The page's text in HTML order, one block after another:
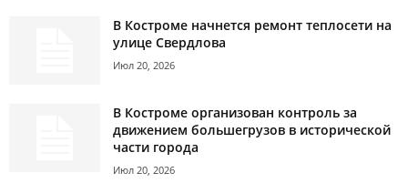
В Костроме начнется ремонт теплосети на
улице Свердлова
Июл 20, 2026
В Костроме организован контроль за
движением большегрузов в исторической
части города
Июл 20, 2026